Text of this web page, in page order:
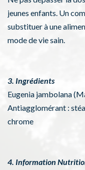
jeunes enfants. Un
substituer à une
mode de vie sain.
3. Ingrédients
Eugenia jambolana
Antiagglomérant :
chrome
4. Information